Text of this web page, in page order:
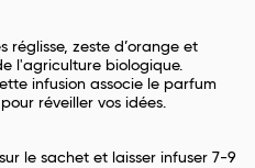
réglisse, zeste d’orange et
l'agriculture biologique.
infusion associe le parfum
réveiller vos idées.
le sachet et laisser infuser 7-9